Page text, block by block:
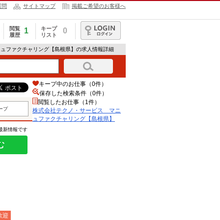
問 サイトマップ 掲載ご希望のお客様へ
閲覧
履歴
1
キープ
リスト
0
ログイン
ファクチャリング【島根県】の求人情報詳細
プ
新情報です
迎
キープ中のお仕事（0件）
保存した検索条件（0件）
閲覧したお仕事（1件）
株式会社テクノ・サービス マニ
ュファクチャリング【島根県】